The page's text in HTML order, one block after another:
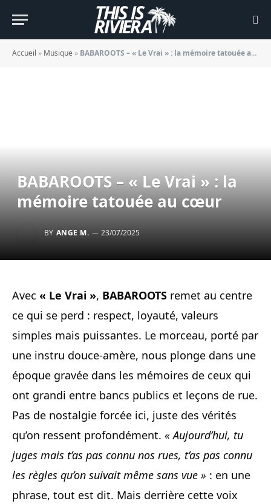
Accueil » Musique » BABAROOTS – « Le Vrai » : la mémoire tatouée au cœur
BABAROOTS – « Le Vrai » : la
mémoire tatouée au cœur
BY ANGE M. 23/07/2025
Avec « Le Vrai », BABAROOTS remet au centre
ce qui se perd : respect, loyauté, valeurs
simples mais puissantes. Le morceau, porté par
une instru douce-amère, nous plonge dans une
époque gravée dans les mémoires de ceux qui
ont grandi entre bancs publics et leçons de rue.
Pas de nostalgie forcée ici, juste des vérités
qu’on ressent profondément. « Aujourd’hui, tu
juges mais t’as pas connu nos rues, t’as pas connu
les règles qu’on suivait même sans vue » : en une
phrase, tout est dit. Mais derrière cette voix